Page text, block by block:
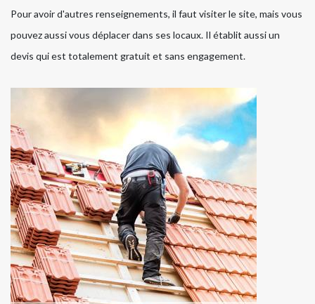
Pour avoir d'autres renseignements, il faut visiter le site, mais vous
pouvez aussi vous déplacer dans ses locaux. Il établit aussi un
devis qui est totalement gratuit et sans engagement.